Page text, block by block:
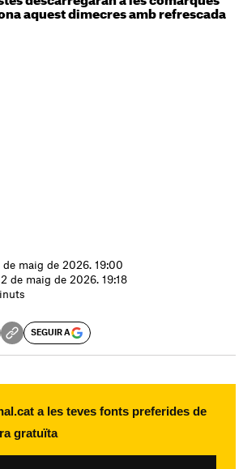
aquest dimecres amb refrescada
de maig de 2026. 19:00
de maig de 2026. 19:18
SEGUIR A
a les teves fonts preferides de
gratuïta